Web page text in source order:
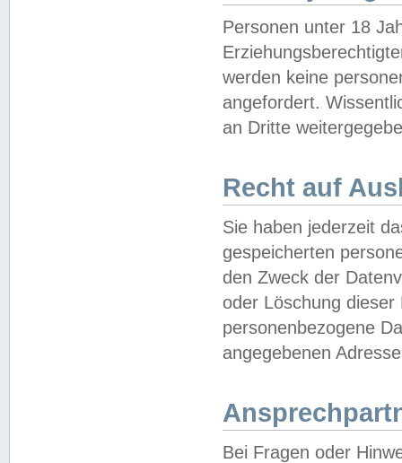
Personen unter 18
werden keine
angefordert.
an Dritte
Recht auf
Sie haben jederzeit
gespeicherten
den Zweck der
oder Löschung
personenbezogene
angegebenen
Bei Fragen oder